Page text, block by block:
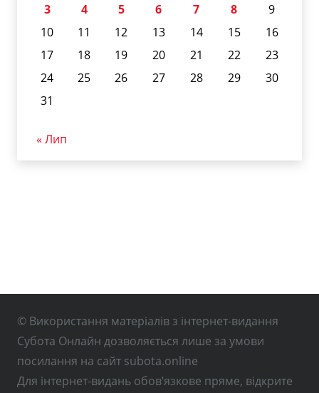
3
4 5 6 7 8
9
10
11 12 13 14 15
16
17
18 19 20 21 22
23
24
25 26 27 28 29
30
31
« Лип
© Використання матеріалів з інтернет-видання
Субота Онлайн дозволяється лише за умови
посилання на сайт subota.online
Для інтернет-видань обов’язкове пряме, відкрите